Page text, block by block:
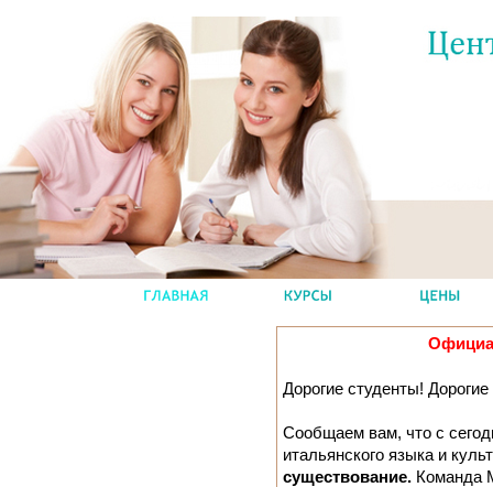
Дорогие студенты!
Сообщаем вам, что с
итальянского языка и
существование. Команда